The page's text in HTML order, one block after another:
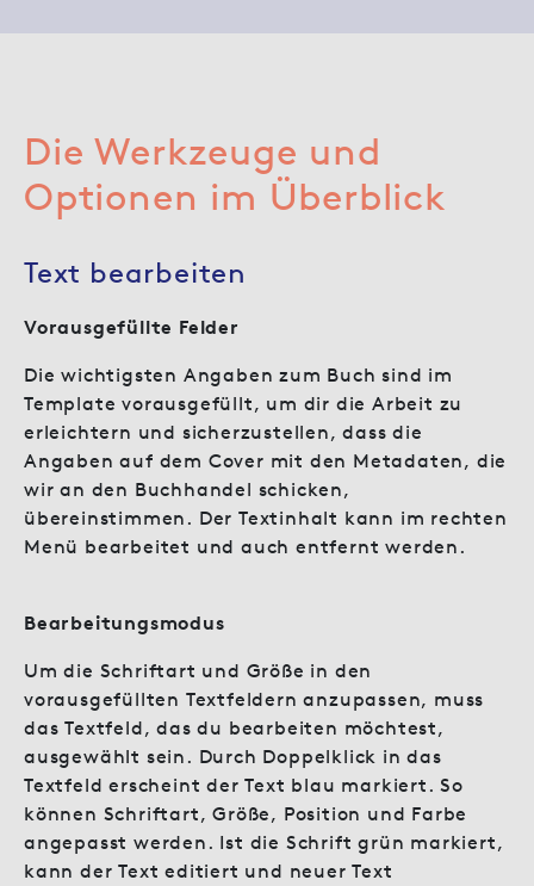
Die Werkzeuge und
Optionen im Überblick
Text bearbeiten
Vorausgefüllte Felder
Die wichtigsten Angaben zum Buch sind im
Template vorausgefüllt, um dir die Arbeit zu
erleichtern und sicherzustellen, dass die
Angaben auf dem Cover mit den Metadaten, die
wir an den Buchhandel schicken,
übereinstimmen. Der Textinhalt kann im rechten
Menü bearbeitet und auch entfernt werden.
Bearbeitungsmodus
Um die Schriftart und Größe in den
vorausgefüllten Textfeldern anzupassen, muss
das Textfeld, das du bearbeiten möchtest,
ausgewählt sein. Durch Doppelklick in das
Textfeld erscheint der Text blau markiert. So
können Schriftart, Größe, Position und Farbe
angepasst werden. Ist die Schrift grün markiert,
kann der Text editiert und neuer Text